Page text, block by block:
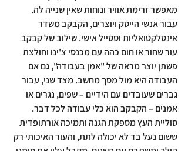
מאפשר זרימת אוויר ונוחות שאין שנייה לה.
עבור אנשי הייטק ויוצרים, הקבקב משדר
אינטלקטואליות וסטייל אישי. שילוב של קבקב
עור שחור או חום כהה עם מכנסי צ'ינו וחולצת
פשתן יוצר מראה של "אמן בעבודה", גם אם
העבודה היא מול מסך מחשב. מצד שני, עבור
גברים שעובדים עם הידיים – שפים, נגרים או
אמנים – הקבקב הוא כלי עבודה לכל דבר.
סוליית העץ מספקת הגנה ותמיכה אורתופדית
ששום נעל בד לא יכולה לתת, והעור האיכותי רק